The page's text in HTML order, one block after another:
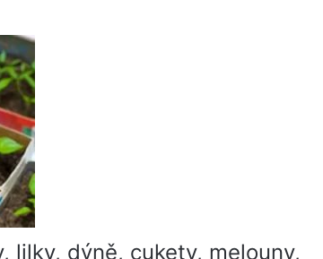
lilky, dýně, cukety, melouny,